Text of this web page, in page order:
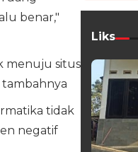
benar,"
menuju situs
tambahnya
tidak
negatif
Liks